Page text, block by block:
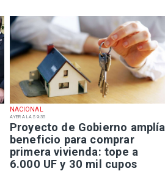
NACIONAL
AYER A LAS 9:35
Proyecto de Gobierno amplía
beneficio para comprar
primera vivienda: tope a
6.000 UF y 30 mil cupos